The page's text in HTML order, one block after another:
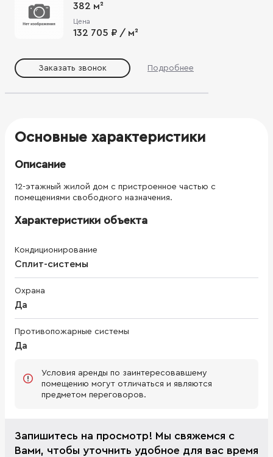
382 м²
Цена
132 705 ₽ / м²
Заказать звонок Подробнее
Основные характеристики
Описание
12-этажный жилой дом с пристроенное частью с
помещениями свободного назначения.
Характеристики объекта
Кондиционирование
Сплит-системы
Охрана
Да
Противопожарные системы
Да
Условия аренды по заинтересовавшему
помещению могут отличаться и являются
предметом переговоров.
Запишитесь на просмотр! Мы свяжемся с
Вами, чтобы уточнить удобное для вас время